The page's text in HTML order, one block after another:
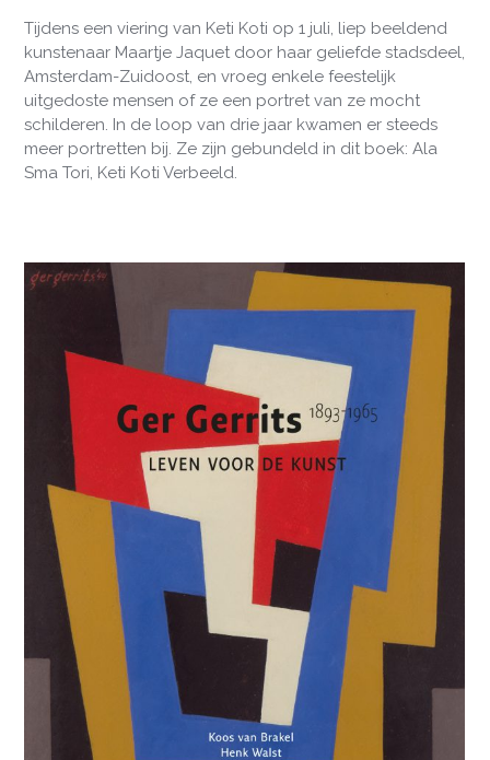
Tijdens een viering van Keti Koti op 1 juli, liep beeldend
kunstenaar Maartje Jaquet door haar geliefde stadsdeel,
Amsterdam-Zuidoost, en vroeg enkele feestelijk
uitgedoste mensen of ze een portret van ze mocht
schilderen. In de loop van drie jaar kwamen er steeds
meer portretten bij. Ze zijn gebundeld in dit boek: Ala
Sma Tori, Keti Koti Verbeeld.